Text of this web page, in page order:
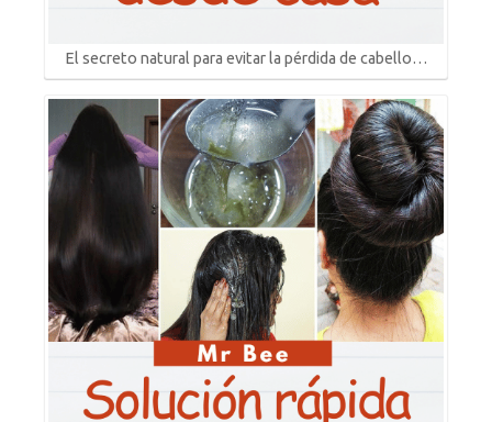
El secreto natural para evitar la pérdida de cabello…